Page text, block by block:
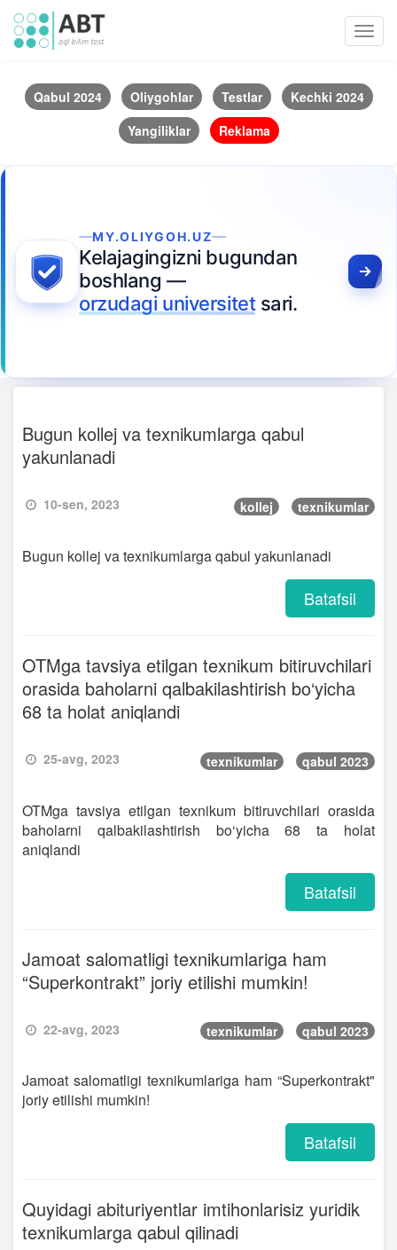
Qabul 2024 Oliygohlar Testlar
Kechki 2024
Yangiliklar
Reklama
MY.OLIYGOH.UZ
Kelajagingizni bugundan
boshlang —
orzudagi universitetsari.
Bugun kollej va texnikumlarga qabul
yakunlanadi
10-sen, 2023 kollej texnikumlar
Bugun kollej va texnikumlarga qabul yakunlanadi
Batafsil
OTMga tavsiya etilgan texnikum bitiruvchilari
orasida baholarni qalbakilashtirish bo‘yicha
68 ta holat aniqlandi
25-avg, 2023 texnikumlar qabul 2023
OTMga tavsiya etilgan texnikum bitiruvchilari orasida
baholarni qalbakilashtirish bo‘yicha 68 ta holat
aniqlandi
Batafsil
Jamoat salomatligi texnikumlariga ham
“Superkontrakt” joriy etilishi mumkin!
22-avg, 2023 texnikumlar qabul 2023
Jamoat salomatligi texnikumlariga ham “Superkontrakt"
joriy etilishi mumkin!
Batafsil
Quyidagi abituriyentlar imtihonlarisiz yuridik
texnikumlarga qabul qilinadi